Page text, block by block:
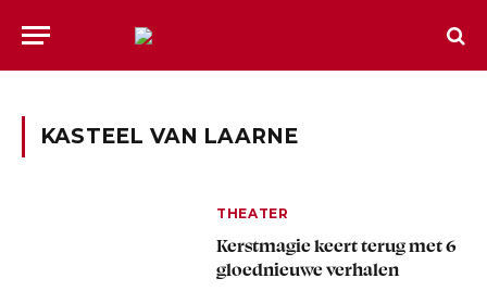
KASTEEL VAN LAARNE
THEATER
Kerstmagie keert terug met 6
gloednieuwe verhalen